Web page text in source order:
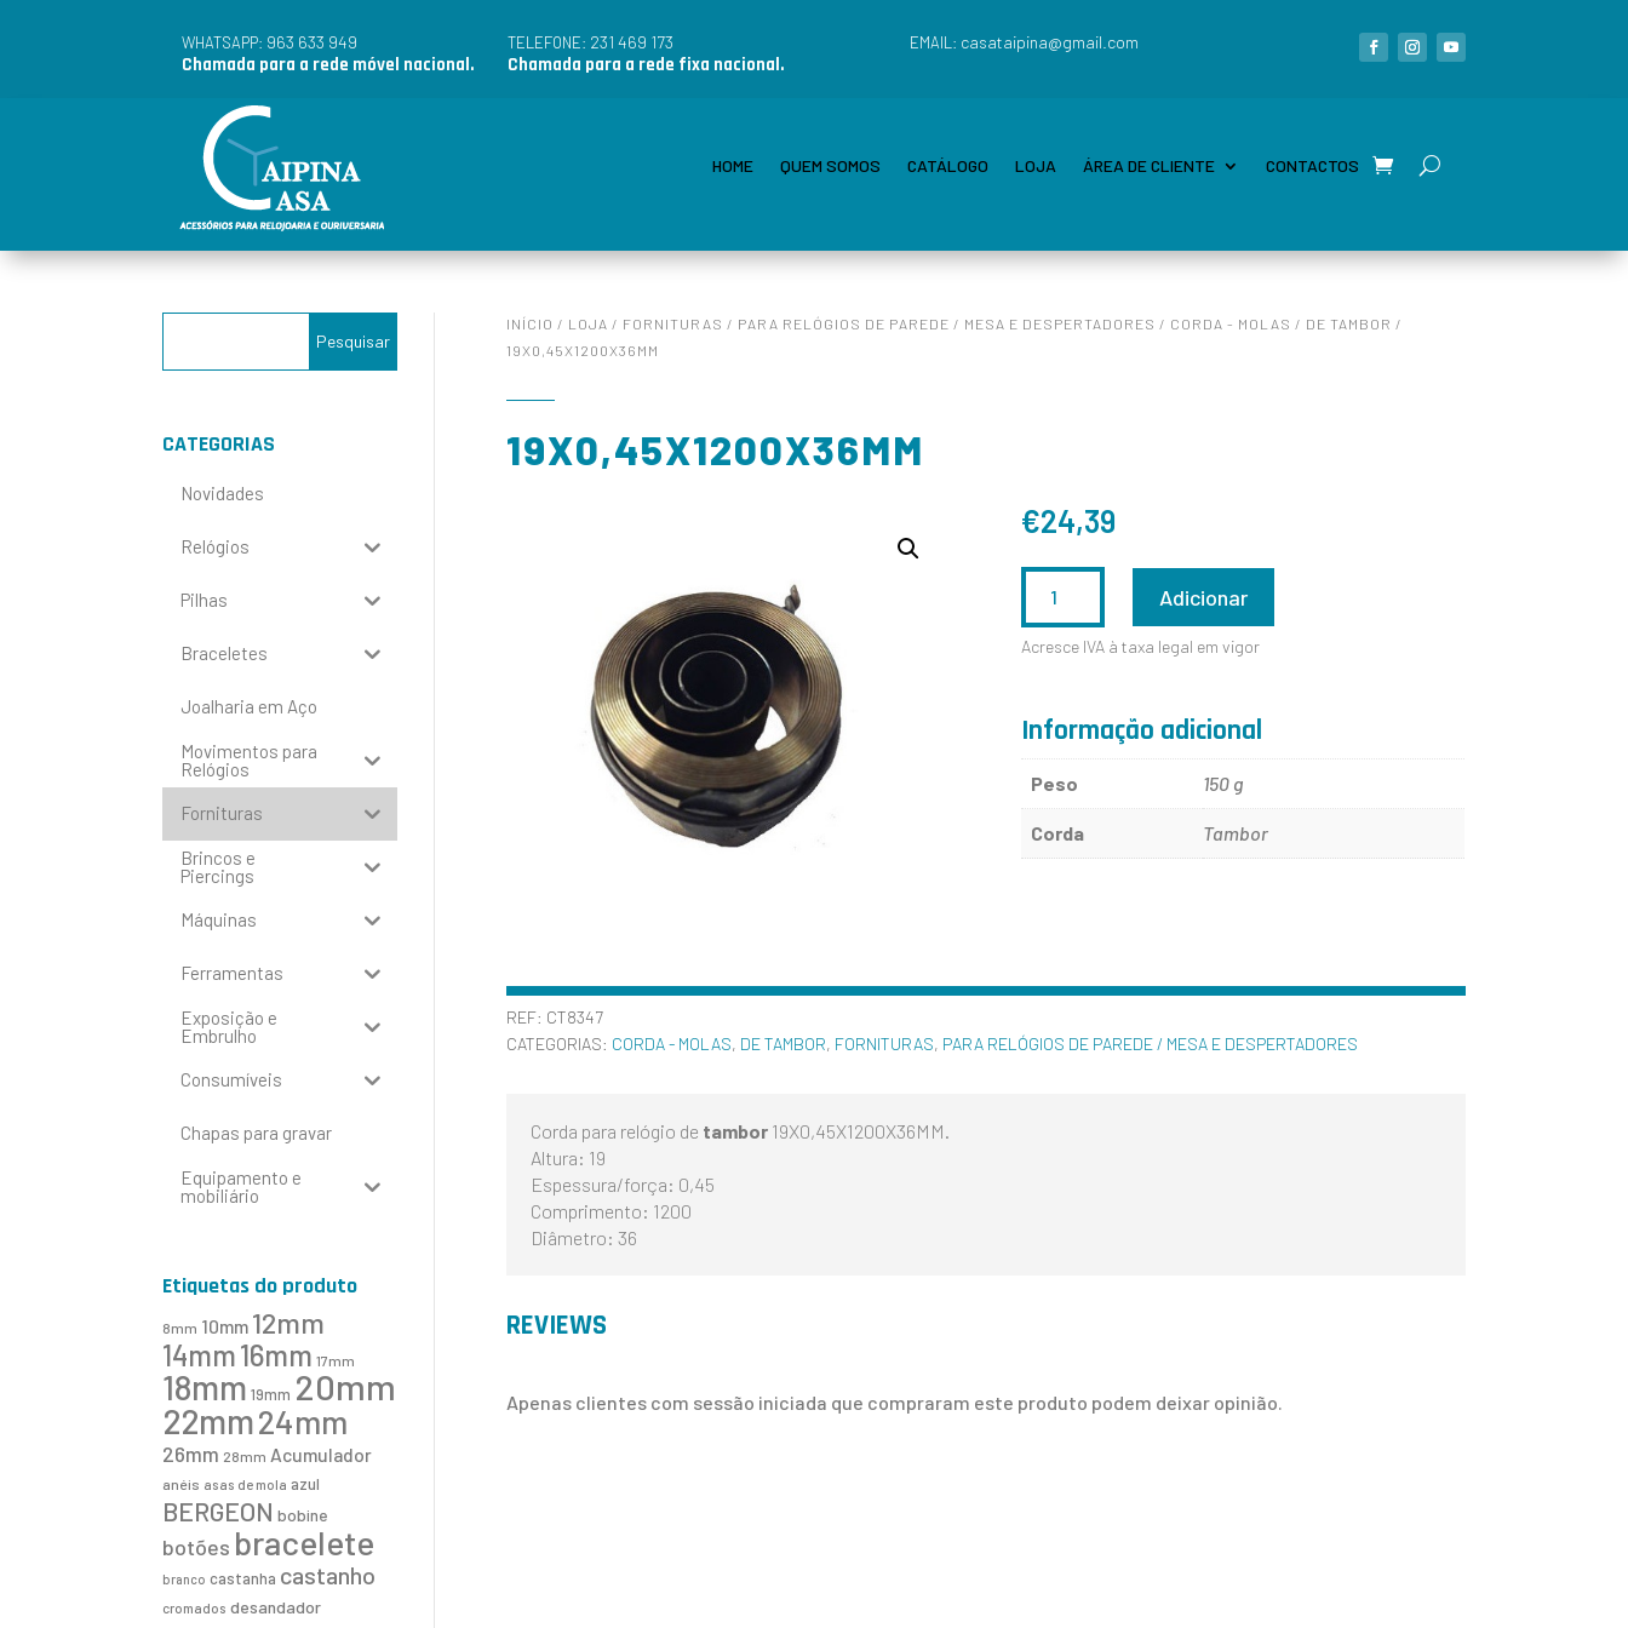
WHATSAPP: 963 633 949
Chamada para a rede móvel nacional.
TELEFONE: 231 469 173
Chamada para a rede fixa nacional.
EMAIL: casataipina@gmail.com
HOME QUEM SOMOS CATÁLOGO LOJA ÁREA DE CLIENTE CONTACTOS
CATEGORIAS
Novidades
Relógios
Pilhas
Braceletes
Joalharia em Aço
Movimentos para
Relógios
Fornituras
Brincos e
Piercings
Máquinas
Ferramentas
Exposição e
Embrulho
Consumíveis
Chapas para gravar
Equipamento e
mobiliário
Etiquetas do produto
8mm 10mm 12mm
14mm16mm 17mm
18mm 19mm 20mm
22mm24mm
26mm 28mm Acumulador
anéis asas de mola azul
BERGEON bobine
botões bracelete
branco castanha castanho
cromados desandador
INÍCIO / LOJA / FORNITURAS / PARA RELÓGIOS DE PAREDE / MESA E DESPERTADORES / CORDA - MOLAS / DE TAMBOR /
19X0,45X1200X36MM
19X0,45X1200X36MM
€24,39
QUANTIDADE
DE
Adicionar
Acresce IVA à taxa legal em vigor
Informação adicional
Peso 150 g
Corda Tambor
REF: CT8347
CATEGORIAS: CORDA - MOLAS, DE TAMBOR, FORNITURAS, PARA RELÓGIOS DE PAREDE / MESA E DESPERTADORES
Corda para relógio de tambor19X0,45X1200X36MM.
Altura: 19
Espessura/força: 0,45
Comprimento: 1200
Diâmetro: 36
REVIEWS
Apenas clientes com sessão iniciada que compraram este produto podem deixar opinião.